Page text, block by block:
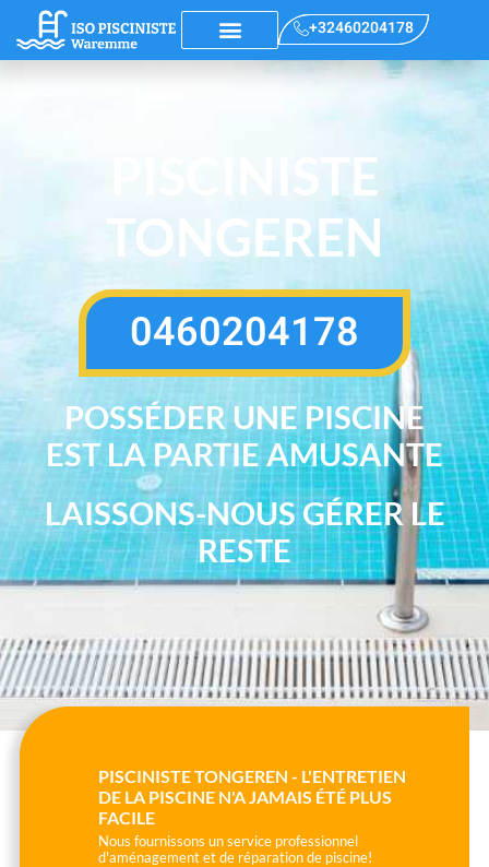
+32460204178
PISCINISTE
TONGEREN
0460204178
POSSÉDER UNE PISCINE
EST LA PARTIE AMUSANTE
LAISSONS-NOUS GÉRER LE
RESTE
PISCINISTE TONGEREN - L'ENTRETIEN
DE LA PISCINE N'A JAMAIS ÉTÉ PLUS
FACILE
Nous fournissons un service professionnel
d'aménagement et de réparation de piscine!